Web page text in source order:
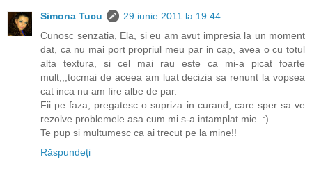
Simona Tucu
29 iunie 2011 la 19:44
Cunosc senzatia, Ela, si eu am avut impresia la un moment
dat, ca nu mai port propriul meu par in cap, avea o cu totul
alta textura, si cel mai rau este ca mi-a picat foarte
mult,,,tocmai de aceea am luat decizia sa renunt la vopsea
cat inca nu am fire albe de par.
Fii pe faza, pregatesc o supriza in curand, care sper sa ve
rezolve problemele asa cum mi s-a intamplat mie. :)
Te pup si multumesc ca ai trecut pe la mine!!
Răspundeți